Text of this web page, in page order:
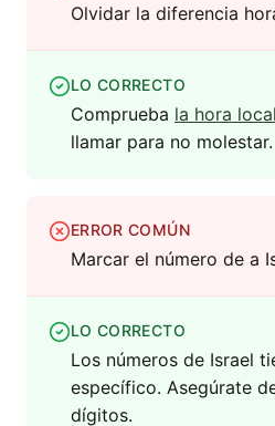
Olvidar la diferencia
LO CORRECTO
Comprueba la hora
llamar para no molestar.
ERROR COMÚN
Marcar el número de a
LO CORRECTO
Los números de Israel
específico. Asegúrate
dígitos.